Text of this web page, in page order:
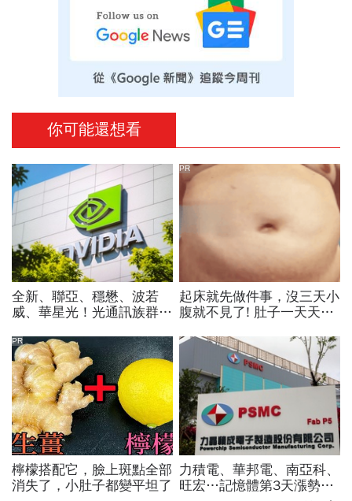
你可能還想看
全新、聯亞、穩懋、波若
威、華星光！光通訊族群一
關？原來輝達這利多發威
起床就先做件事，沒三天小
腹就不見了! 肚子一天天變
PR
檸檬搭配它，臉上斑點全部
消失了，小肚子都變平坦了
PR
力積電、華邦電、南亞科、
旺宏…記憶體第3天漲勢繼